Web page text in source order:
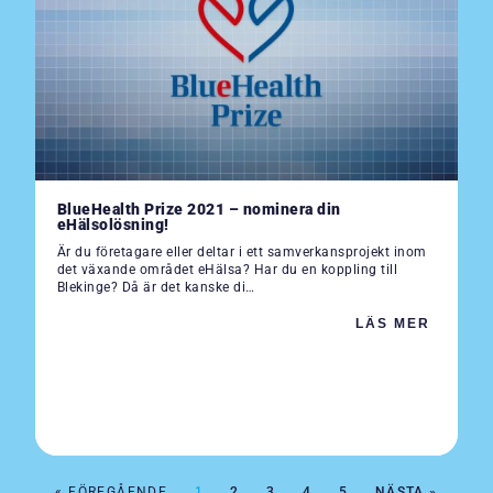
BlueHealth Prize 2021 – nominera din
eHälsolösning!
Är du företagare eller deltar i ett samverkansprojekt inom
det växande området eHälsa? Har du en koppling till
Blekinge? Då är det kanske di…
LÄS MER